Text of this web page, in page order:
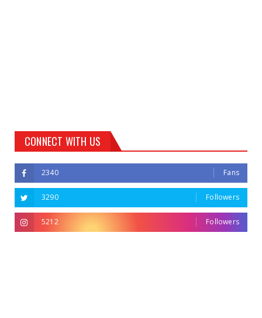
CONNECT WITH US
2340 Fans
3290 Followers
5212 Followers